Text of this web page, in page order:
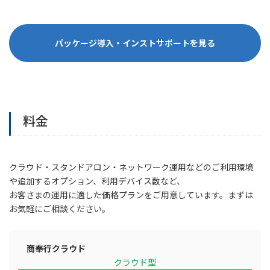
パッケージ導入・インストサポートを見る
料金
クラウド・スタンドアロン・ネットワーク運用などのご利用環境
や追加するオプション、利用デバイス数など、
お客さまの運用に適した価格プランをご用意しています。まずは
お気軽にご相談ください。
商奉行クラウド
クラウド型